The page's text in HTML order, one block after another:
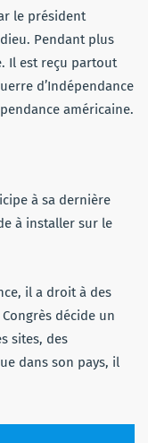
le président
Pendant plus
Il est reçu partout
d’Indépendance
américaine.
à sa dernière
à installer sur le
il a droit à des
décide un
sites, des
dans son pays, il